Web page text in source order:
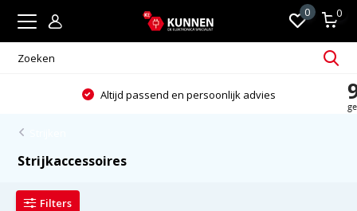
0 0
Altijd passend en persoonlijk advies
Strijkaccessoires
Filters